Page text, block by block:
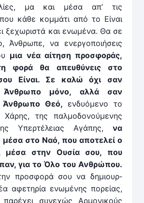
μα και μέσα απ’ τις
που κάθε κομ­μάτι από το Είναι
ξεχωριστά και ενωμένα. Θα σε
Άνθρωπε, να ενερ­γοποιήσεις
μια νέα αίτηση προσφοράς,
φορά θα απευθύνεις στο
Είναι. Σε καλώ όχι σαν
Άνθρωπο μόνο, αλ­λά σαν
Άνθρωπο Θεό, εν­δυόμενο το
Χάρης, της παλμοδονούμενης
Υπερτέλειας Αγάπης, να
μέ­σα στο Ναό, που αποτελεί ο
μέσα στην Ουσία σου, που
για το Όλο του Ανθρώπου.
προσφορά σου να δημιουρ­
αφετηρία ενωμένης πορείας,
συνεχώς Αρ­μονικούς